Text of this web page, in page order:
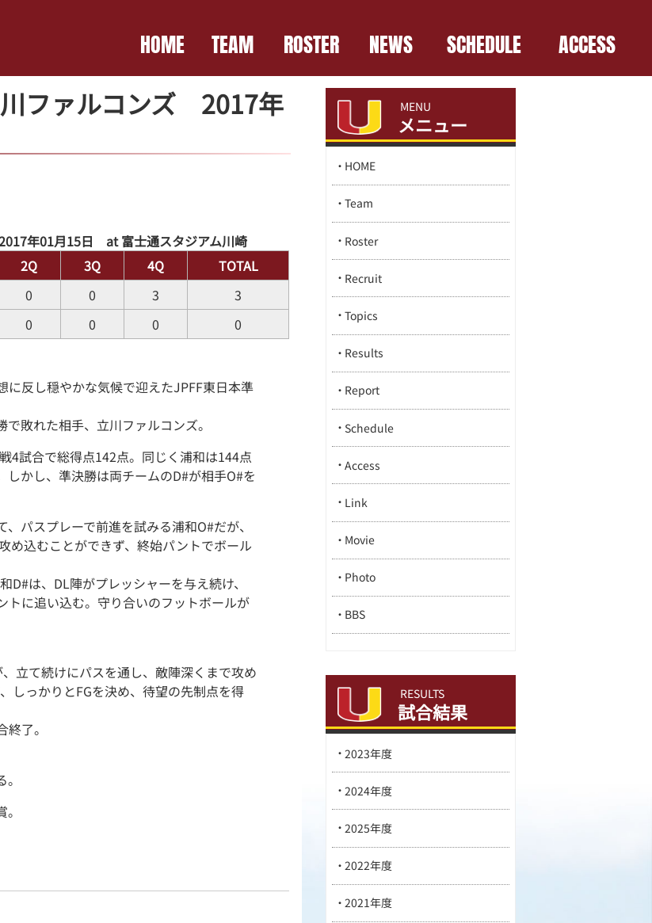
HOME TEAM ROSTER NEWS SCHEDULE ACCESS
ファルコンズ 2017年
年01月15日 at 富士通スタジアム川崎
2Q 3Q 4Q
TOTAL
0 0 3
3
0 0 0 0
反し穏やかな気候で迎えたJPFF東日本準
敗れた相手、立川ファルコンズ。
4試合で総得点142点。同じく浦和は144点
かし、準決勝は両チームのD#が相手O#を
パスプレーで前進を試みる浦和O#だが、
め込むことができず、終始パントでボール
は、DL陣がプレッシャーを与え続け、
に追い込む。守り合いのフットボールが
立て続けにパスを通し、敵陣深くまで攻め
しっかりとFGを決め、待望の先制点を得
了。
MENU
メニュー
HOME
Team
Roster
Recruit
Topics
Results
Report
Schedule
Access
Link
Movie
Photo
BBS
RESULTS
試合結果
2023年度
2024年度
2025年度
2022年度
2021年度